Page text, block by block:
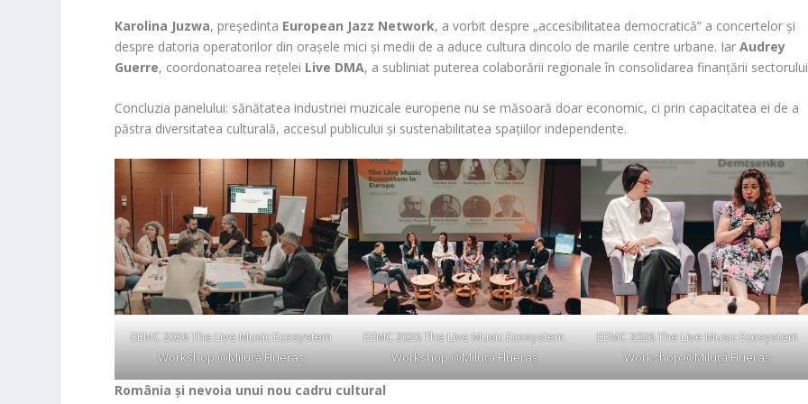
Karolina Juzwa, președinta European Jazz Network, a vorbit despre „accesibilitatea democratică” a concertelor și
despre datoria operatorilor din orașele mici și medii de a aduce cultura dincolo de marile centre urbane. IarAudrey
Guerre, coordonatoarea rețelei Live DMA, a subliniat puterea colaborării regionale în consolidarea finanțării
Concluzia panelului: sănătatea industriei muzicale europene nu se măsoară doar economic, ci prin capacitatea ei de a
păstra diversitatea culturală, accesul publicului și sustenabilitatea spațiilor independente.
EEMC 2026 The Live Music Ecosystem
Workshop @Miluță Flueraș
EEMC 2026 The Live Music Ecosystem
Workshop @Miluță Flueraș
EEMC 2026 The Live Music Ecosystem
Workshop @Miluță Flueraș
România și nevoia unui nou cadru cultural